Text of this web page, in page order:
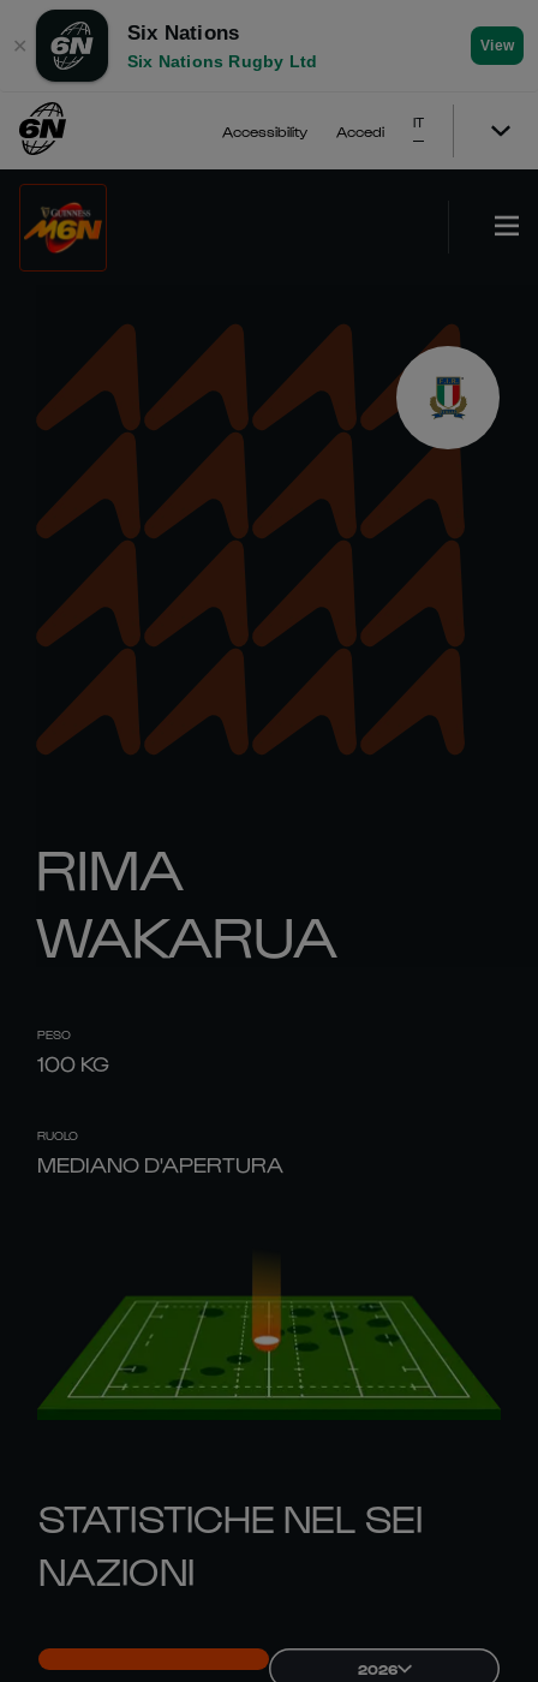
✕
Six Nations
Six Nations Rugby Ltd
View
Accessibility Accedi
IT
RIMA
WAKARUA
PESO
100 KG
RUOLO
MEDIANO D'APERTURA
STATISTICHE NEL SEI
NAZIONI
2026